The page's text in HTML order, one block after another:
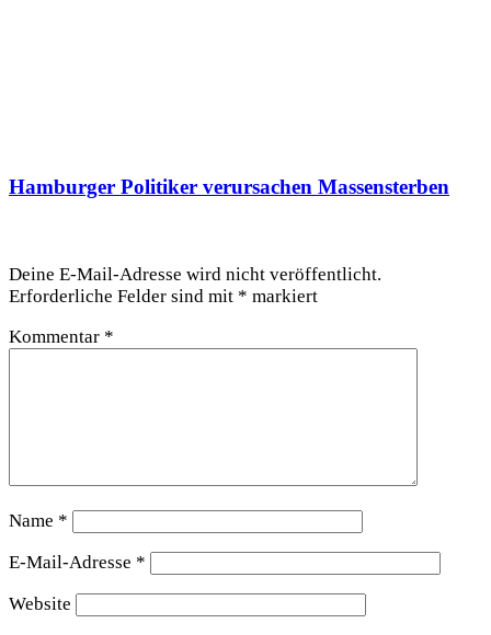
Hamburger Politiker verursachen Massensterben
Deine E-Mail-Adresse wird nicht veröffentlicht.
Erforderliche Felder sind mit * markiert
Kommentar *
Name *
E-Mail-Adresse *
Website